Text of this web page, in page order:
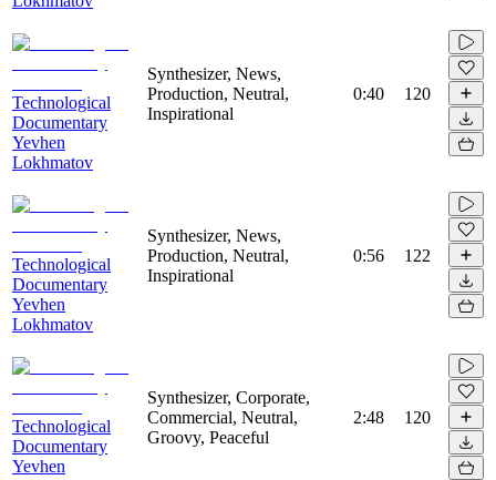
Technological
Documentary
Yevhen
Lokhmatov
Synthesizer, News,
Production, Neutral,
Inspirational
0:40 120
Technological
Documentary
Yevhen
Lokhmatov
Synthesizer, News,
Production, Neutral,
Inspirational
0:56 122
Technological
Documentary
Yevhen
Synthesizer, Corporate,
Commercial, Neutral,
Groovy, Peaceful
2:48 120